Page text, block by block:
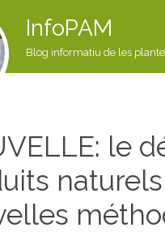
InfoPAM
Blog informatiu de les
le